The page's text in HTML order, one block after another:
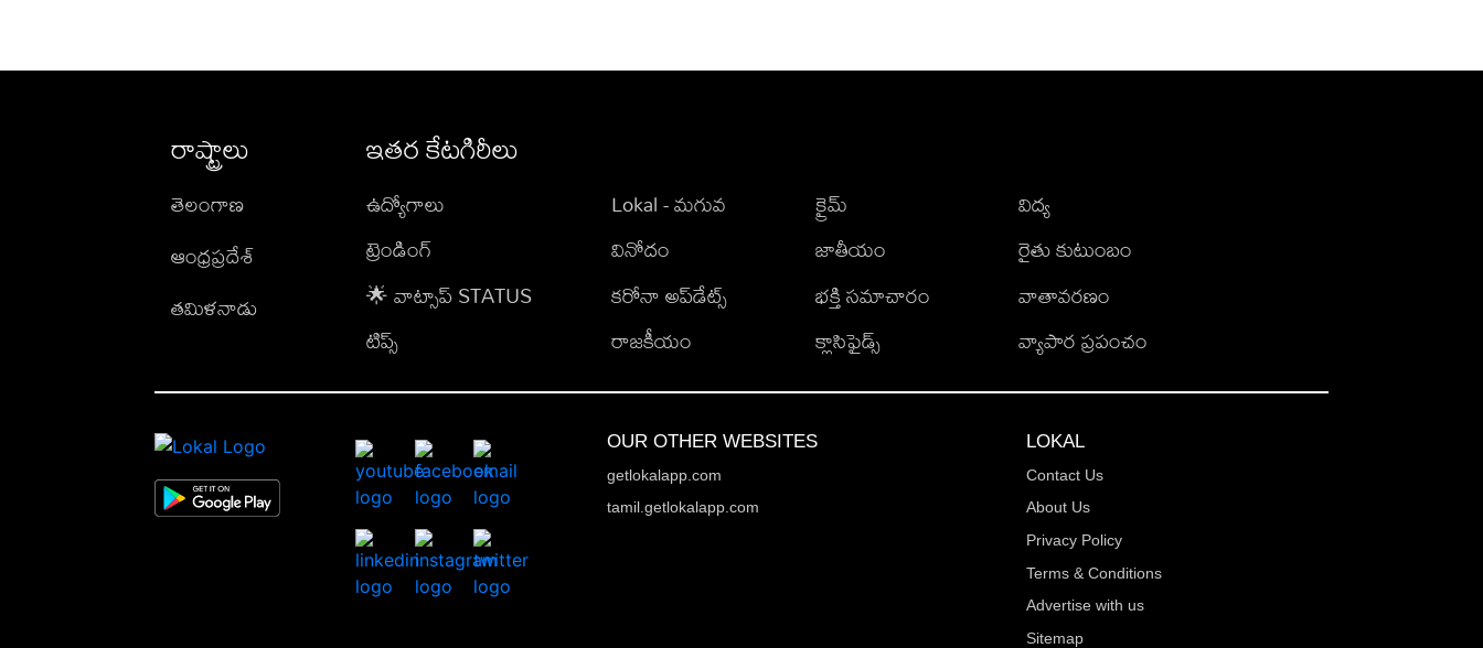
రాష్ట్రాలు
తెలంగాణ
ఆంధ్రప్రదేశ్
తమిళనాడు
ఇతర కేటగిరీలు
ఉద్యోగాలు
ట్రెండింగ్
🌟 వాట్సాప్ STATUS
టిప్స్
Lokal - మగువ
వినోదం
కరోనా అప్‌డేట్స్
రాజకీయం
క్రైమ్
జాతీయం
భక్తి సమాచారం
క్లాసిఫైడ్స్
విద్య
రైతు కుటుంబం
వాతావరణం
వ్యాపార ప్రపంచం
OUR OTHER WEBSITES
getlokalapp.com
tamil.getlokalapp.com
LOKAL
Contact Us
About Us
Privacy Policy
Terms & Conditions
Advertise with us
Sitemap